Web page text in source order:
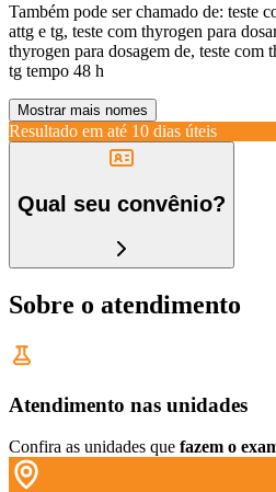
Também pode ser chamado de: teste
attg e tg, teste com thyrogen para
thyrogen para dosagem de, teste com
tg tempo 48 h
Mostrar mais nomes
Resultado em até 10 dias úteis
Qual seu convênio?
Sobre o atendimento
Atendimento nas unidades
Confira as unidades que fazem o